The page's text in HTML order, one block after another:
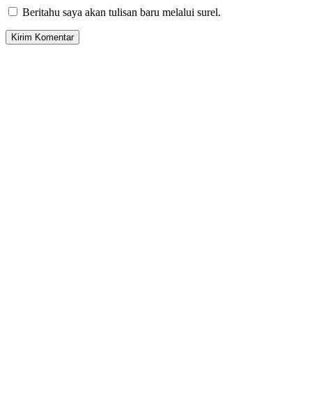
Beritahu saya akan tulisan baru melalui surel.